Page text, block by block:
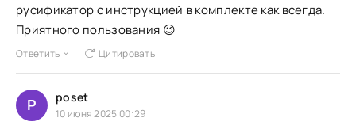
русификатор с инструкцией в комплекте как всегда.
Приятного пользования 😉
Ответить Цитировать
P poset
10 июня 2025 00:29